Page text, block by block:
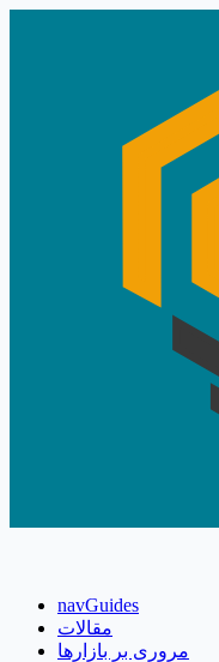
navGuides
مقالات
مروری بر بازارها